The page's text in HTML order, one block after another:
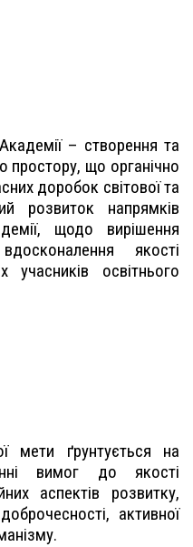
– створення та
простору, що органічно
доробок світової та
розвиток напрямків
щодо вирішення
якості
учасників освітнього
мети ґрунтується на
вимог до якості
аспектів розвитку,
активної